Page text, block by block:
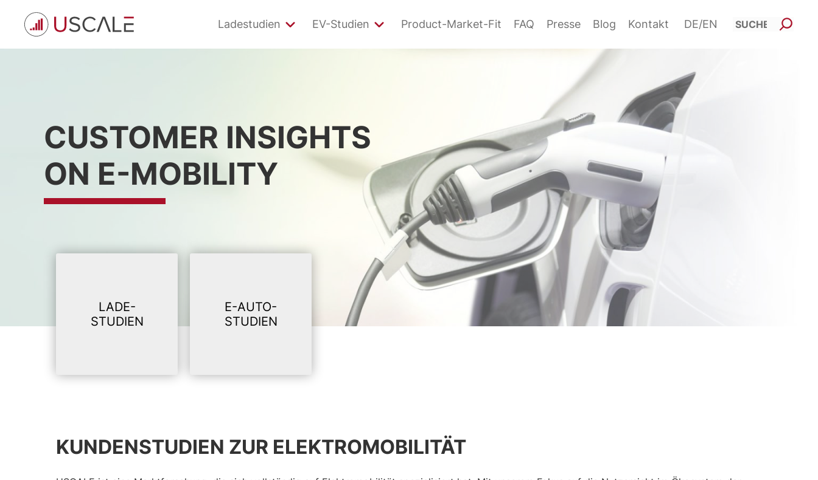
Hauptinhalt
wechseln
Ladestudien EV-Studien Product-Market-Fit FAQ Presse Blog Kontakt DE EN
CUSTOMER INSIGHTS
ON E-MOBILITY
LADE­-
STUDIEN
E-AUTO-
STUDIEN
KUNDENSTUDIEN ZUR ELEKTROMOBILITÄT